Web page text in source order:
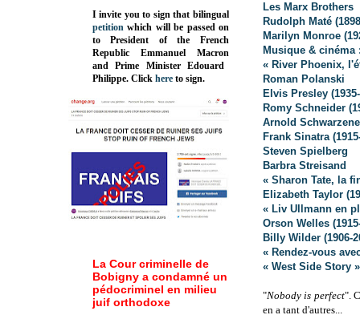
Les Marx Brothers
Rudolph Maté
Marilyn Monroe
Musique &
« River Phoenix,
Roman Polanski
Elvis Presley
Romy Schneider
Arnold
Frank Sinatra
Steven Spielberg
Barbra Streisand
« Sharon Tate, la
Elizabeth Taylor
« Liv Ullmann en
Orson Welles
Billy Wilder (1906-
« Rendez-vous
« West Side Story
"Nobody is perfect".
en a tant d'autres...
I invite you to sign that bilingual
petition which will be passed on
to President of the French
Republic Emmanuel Macron
and Prime MinisterEdouard
Philippe. Click here to sign.
La Cour criminelle de
Bobigny a condamné un
pédocriminel en milieu
juif orthodoxe